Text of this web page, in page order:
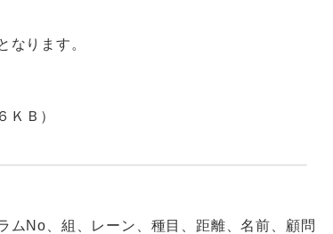
ムの公開を行いません。また、プログラムの
「県総体のプログラムについて」をご覧く
込先が異なります。ご注意ください。
なります。
ＫＢ）
ムNo、組、レーン、種目、距離、名前、顧問